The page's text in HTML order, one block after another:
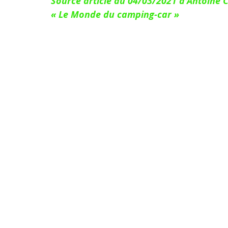
« Le Monde du camping-car »